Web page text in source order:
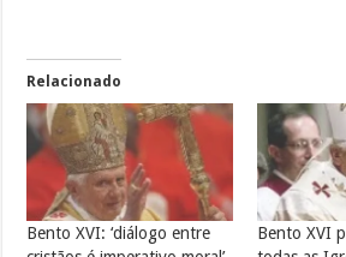
Relacionado
Bento XVI: ‘diálogo entre
Bento XVI